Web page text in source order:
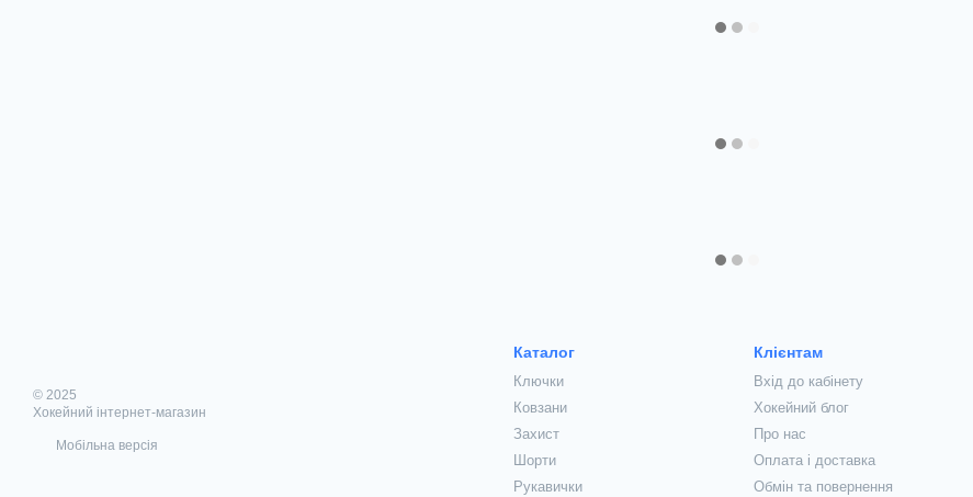
© 2025
Хокейний інтернет-магазин
Мобільна версія
Каталог
Ключки
Ковзани
Захист
Шорти
Рукавички
Клієнтам
Вхід до кабінету
Хокейний блог
Про нас
Оплата і доставка
Обмін та повернення